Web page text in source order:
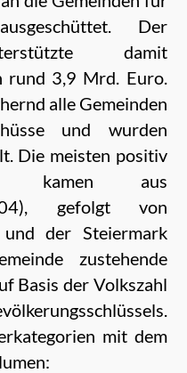
Der
damit
rund 3,9 Mrd. Euro.
alle Gemeinden
und wurden
Die meisten positiv
kamen aus
gefolgt von
der Steiermark
zustehende
Basis der Volkszahl
mit dem